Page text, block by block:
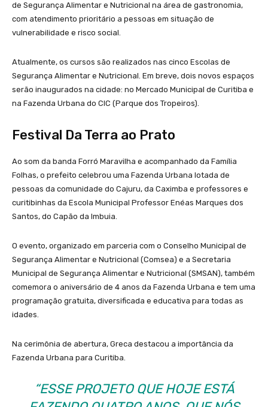
de Segurança Alimentar e Nutricional na área de gastronomia,
com atendimento prioritário a pessoas em situação de
vulnerabilidade e risco social.
Atualmente, os cursos são realizados nas cinco Escolas de
Segurança Alimentar e Nutricional. Em breve, dois novos espaços
serão inaugurados na cidade: no Mercado Municipal de Curitiba e
na Fazenda Urbana do CIC (Parque dos Tropeiros).
Festival Da Terra ao Prato
Ao som da banda Forró Maravilha e acompanhado da Família
Folhas, o prefeito celebrou uma Fazenda Urbana lotada de
pessoas da comunidade do Cajuru, da Caximba e professores e
curitibinhas da Escola Municipal Professor Enéas Marques dos
Santos, do Capão da Imbuia.
O evento, organizado em parceria com o Conselho Municipal de
Segurança Alimentar e Nutricional (Comsea) e a Secretaria
Municipal de Segurança Alimentar e Nutricional (SMSAN), também
comemora o aniversário de 4 anos da Fazenda Urbana e tem uma
programação gratuita, diversificada e educativa para todas as
idades.
Na cerimônia de abertura, Greca destacou a importância da
Fazenda Urbana para Curitiba.
“ESSE PROJETO QUE HOJE ESTÁ